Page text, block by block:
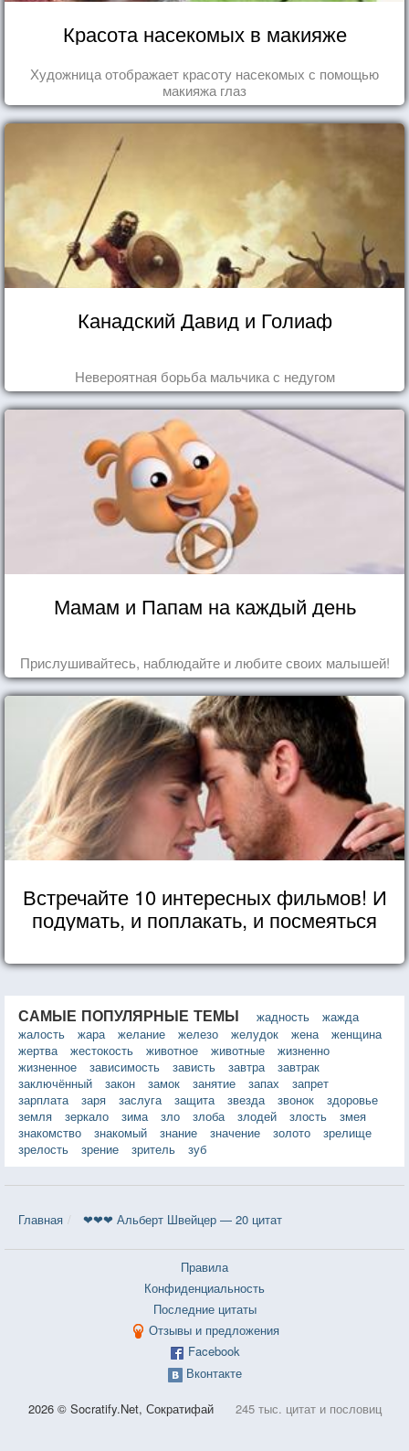
Красота насекомых в макияже
Художница отображает красоту насекомых с помощью
макияжа глаз
Канадский Давид и Голиаф
Невероятная борьба мальчика с недугом
Мамам и Папам на каждый день
Прислушивайтесь, наблюдайте и любите своих малышей!
Встречайте 10 интересных фильмов! И
подумать, и поплакать, и посмеяться
САМЫЕ ПОПУЛЯРНЫЕ ТЕМЫ жадность
жажда
жалость
жара желание железо желудок жена
женщина
жертва
жестокость животное животные
жизненно
жизненное
зависимость зависть завтра
завтрак
заключённый
закон замок занятие запах
запрет
зарплата
заря заслуга защита звезда звонок
здоровье
земля
зеркало зима зло злоба злодей злость
змея
знакомство
знакомый знание значение золото
зрелище
зрелость
зрение зритель зуб
Главная ❤❤❤ Альберт Швейцер — 20 цитат
Правила
Конфиденциальность
Последние цитаты
Отзывы и предложения
Facebook
Вконтакте
2026 © Socratify.Net, Сократифай 245 тыс. цитат и пословиц